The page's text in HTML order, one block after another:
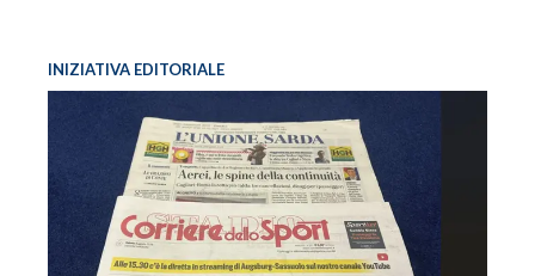
INIZIATIVA EDITORIALE